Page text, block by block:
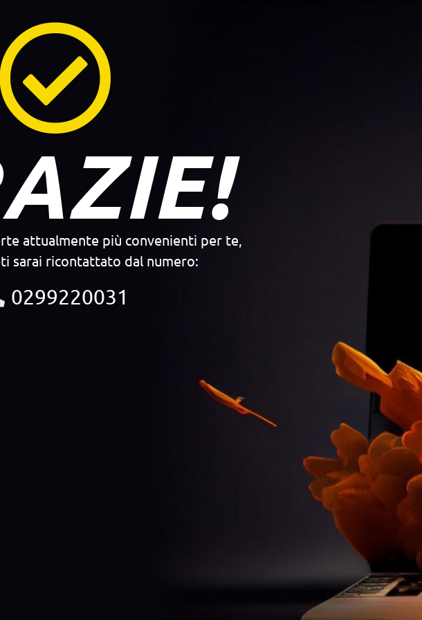
attualmente più convenienti per te,
sarai ricontattato dal numero:
0299220031